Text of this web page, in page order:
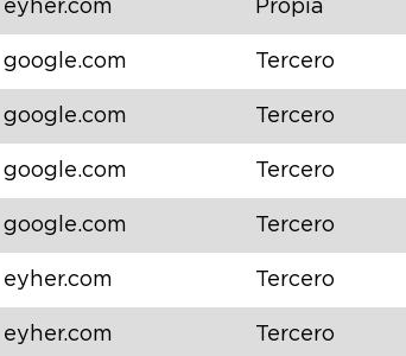
eyher.com Propia
google.com Tercero
google.com Tercero
google.com Tercero
google.com Tercero
eyher.com Tercero
eyher.com Tercero